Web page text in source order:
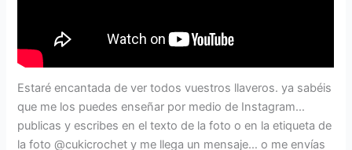
Estaré encantada de ver todos vuestros llaveros. ya sabéis
que me los puedes enseñar por medio de Instagram…
publicas y escribes en el texto de la foto o en la etiqueta de
la foto @cukicrochet y me llega un mensaje… o me envías